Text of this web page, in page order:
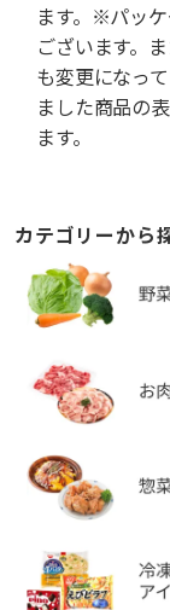
ます。※パッ
ございます。
も変更になっ
ました商品の
ます。
カテゴリーから